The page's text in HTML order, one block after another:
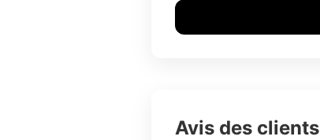
Avis des clients